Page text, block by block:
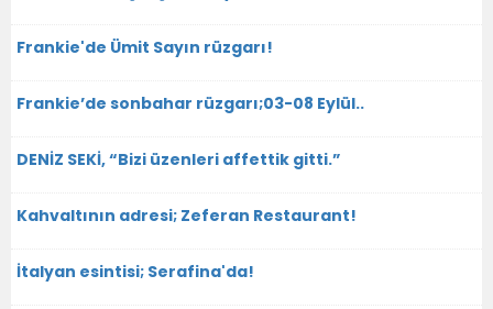
Frankie'de Ümit Sayın rüzgarı!
Frankie’de sonbahar rüzgarı;03-08 Eylül..
DENİZ SEKİ, “Bizi üzenleri affettik gitti.”
Kahvaltının adresi; Zeferan Restaurant!
İtalyan esintisi; Serafina'da!